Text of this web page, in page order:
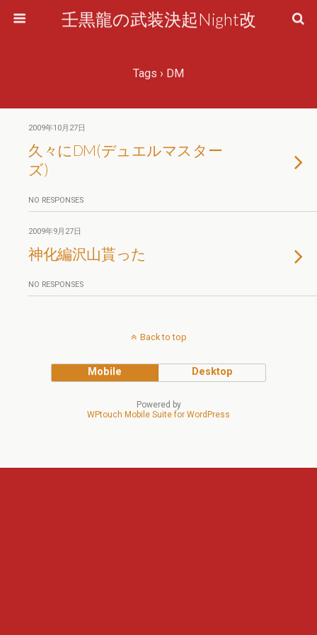
壬黒龍の武装決起Night改
Tags › DM
2009年10月27日
久々にDM(デュエルマスター
ズ)
NO RESPONSES
2009年9月27日
神化編沢山貰った
NO RESPONSES
Back to top
Mobile Desktop
Powered by
WPtouch Mobile Suite for WordPress